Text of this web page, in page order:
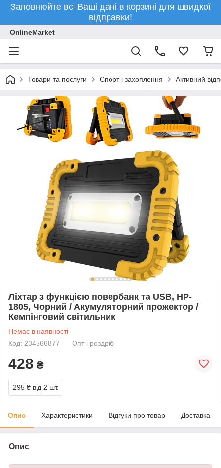
Заповнюйте всі Ваші дані в корзині для швидкої
відправки!
OnlineMarket
Товари та послуги Спорт і захоплення Активний
Ліхтар з функцією повербанк та USB, HP-
1805, Чорний / Акумуляторний прожектор /
Кемпінговий світильник
Немає в наявності
Код: 234566877
Опт і роздріб
428 ₴
295 ₴ від 2 шт.
Опис Характеристики Відгуки про товар Доставка
Опис